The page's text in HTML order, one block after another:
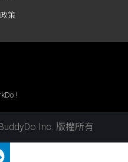
策
!
Inc. 版權所有